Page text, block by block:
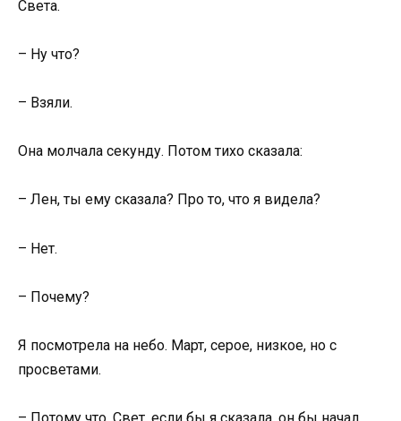
Света.
– Ну что?
– Взяли.
Она молчала секунду. Потом тихо сказала:
– Лен, ты ему сказала? Про то, что я видела?
– Нет.
– Почему?
Я посмотрела на небо. Март, серое, низкое, но с
просветами.